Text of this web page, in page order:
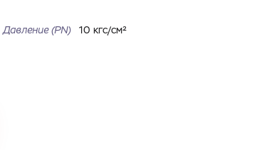
Давление (PN)
10 кгс/см²